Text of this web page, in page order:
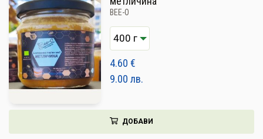
BEE-O
4.60 €
9.00 лв.
ДОБАВИ